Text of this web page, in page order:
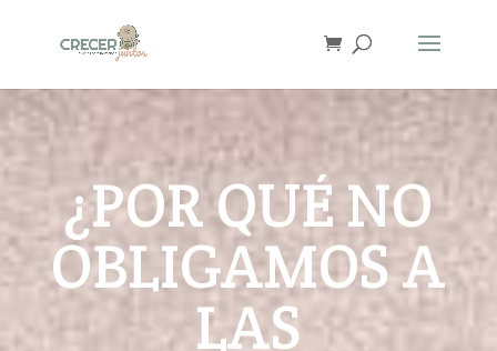
¿POR QUÉ NO
OBLIGAMOS A
LAS